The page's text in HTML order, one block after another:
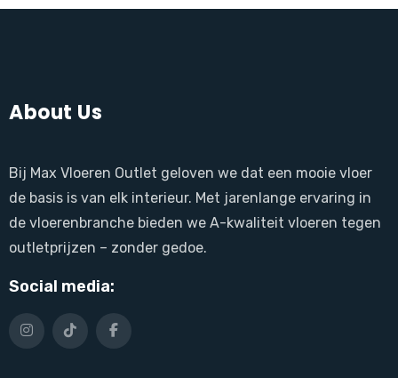
About Us
Bij Max Vloeren Outlet geloven we dat een mooie vloer
de basis is van elk interieur. Met jarenlange ervaring in
de vloerenbranche bieden we A-kwaliteit vloeren tegen
outletprijzen – zonder gedoe.
Social media: